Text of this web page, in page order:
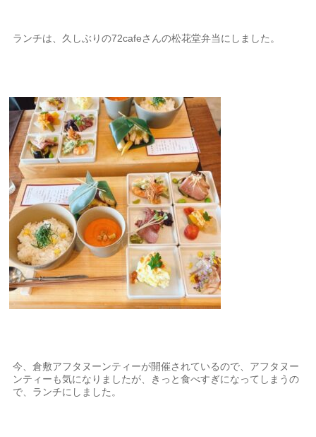
ランチは、久しぶりの72cafeさんの松花堂弁当にしました。
今、倉敷アフタヌーンティーが開催されているので、アフタヌー
ンティーも気になりましたが、きっと食べすぎになってしまうの
で、ランチにしました。